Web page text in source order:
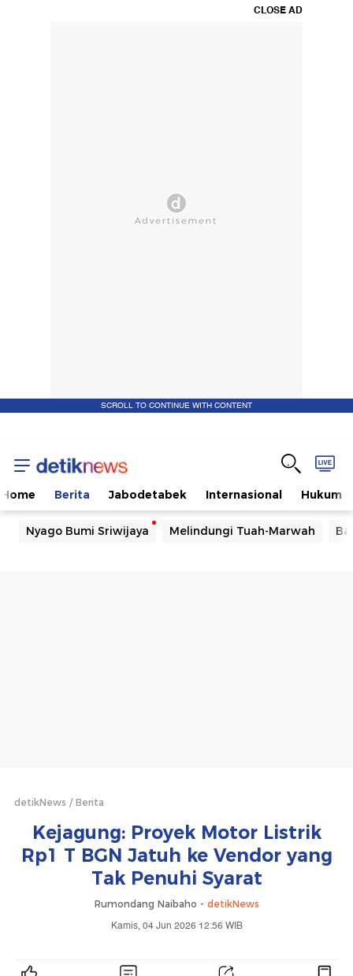
CLOSE AD
SCROLL TO CONTINUE WITH CONTENT
Home Berita Jabodetabek Internasional Hukum
Nyago Bumi Sriwijaya Melindungi Tuah-Marwah
detikNews Berita
Kejagung: Proyek Motor Listrik
Rp1 T BGN Jatuh ke Vendor yang
Tak Penuhi Syarat
Rumondang Naibaho - detikNews
Kamis, 04 Jun 2026 12:56 WIB